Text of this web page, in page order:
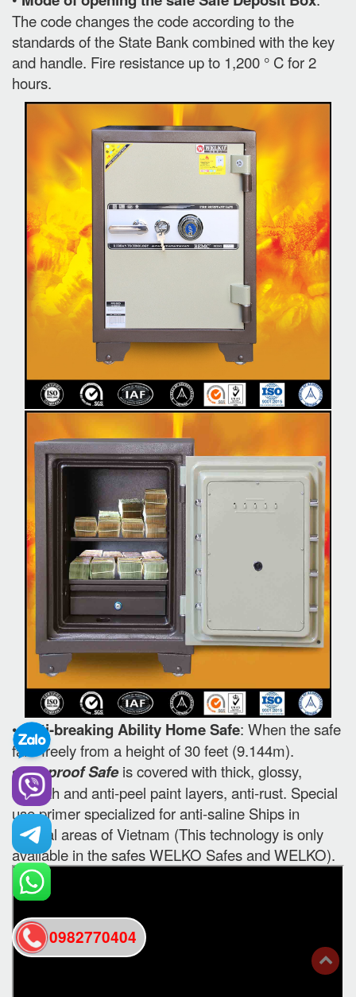
The code changes the code according to the
standards of the State Bank combined with the key
and handle. Fire resistance up to 1,200 ° C for 2
hours.
•Anti-breaking Ability Home Safe: When the safe
falls freely from a height of 30 feet (9.144m).
•Fireproof Safeis covered with thick, glossy,
smooth and anti-peel paint layers, anti-rust. Special
use primer specialized for anti-saline Ships in
coastal areas of Vietnam (This technology is only
available in the safes WELKO Safes and WELKO).
0982770404